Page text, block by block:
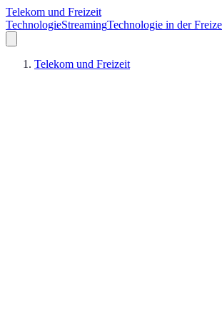
Telekom und Freizeit
TechnologieStreamingTechnologie in der
Telekom und Freizeit